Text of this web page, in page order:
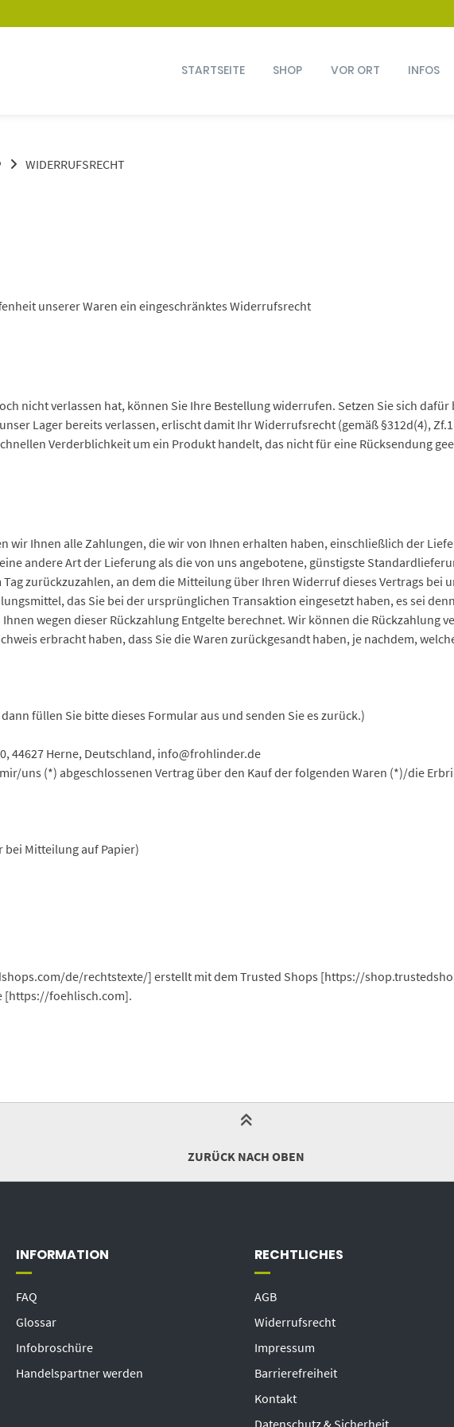
STARTSEITE SHOP VOR ORT INFOS
WIDERRUFSRECHT
unserer Waren ein eingeschränktes Widerrufsrecht
nicht verlassen hat, können Sie Ihre Bestellung widerrufen. Setzen Sie sich
Lager bereits verlassen, erlischt damit Ihr Widerrufsrecht (gemäß §312d(4),
Verderblichkeit um ein Produkt handelt, das nicht für eine Rücksendung
wir Ihnen alle Zahlungen, die wir von Ihnen erhalten haben, einschließlich der
andere Art der Lieferung als die von uns angebotene, günstigste
zurückzuzahlen, an dem die Mitteilung über Ihren Widerruf dieses Vertrags bei
das Sie bei der ursprünglichen Transaktion eingesetzt haben, es sei
wegen dieser Rückzahlung Entgelte berechnet. Wir können die Rückzahlung
erbracht haben, dass Sie die Waren zurückgesandt haben, je nachdem,
füllen Sie bitte dieses Formular aus und senden Sie es zurück.)
44627 Herne, Deutschland, info@frohlinder.de
uns (*) abgeschlossenen Vertrag über den Kauf der folgenden Waren (*)/die
Mitteilung auf Papier)
de/rechtstexte/] erstellt mit dem Trusted Shops [https://
[https://foehlisch.com].
ZURÜCK NACH OBEN
INFORMATION
FAQ
Glossar
Infobroschüre
Handelspartner werden
RECHTLICHES
AGB
Widerrufsrecht
Impressum
Barrierefreiheit
Kontakt